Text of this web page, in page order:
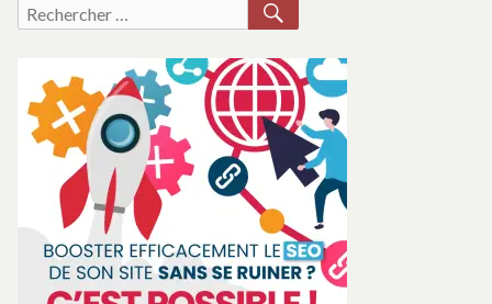
Recherche